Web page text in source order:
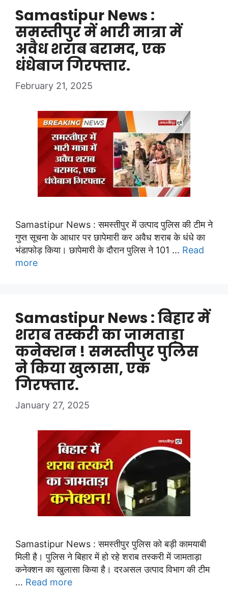
Samastipur News :
समस्तीपुर में भारी मात्रा में
अवैध शराब बरामद, एक
धंधेबाज गिरफ्तार.
February 21, 2025
Samastipur News : समस्तीपुर में उत्पाद पुलिस की टीम ने
गुप्त सूचना के आधार पर छापेमारी कर अवैध शराब के धंधे का
भंडाफोड़ किया। छापेमारी के दौरान पुलिस ने 101 … Read
more
Samastipur News : बिहार में
शराब तस्करी का जामताड़ा
कनेक्शन ! समस्तीपुर पुलिस
ने किया खुलासा, एक
गिरफ्तार.
January 27, 2025
Samastipur News : समस्तीपुर पुलिस को बड़ी कामयाबी
मिली है। पुलिस ने बिहार में हो रहे शराब तस्करी में जामताड़ा
कनेक्शन का खुलासा किया है। दरअसल उत्पाद विभाग की टीम
… Read more